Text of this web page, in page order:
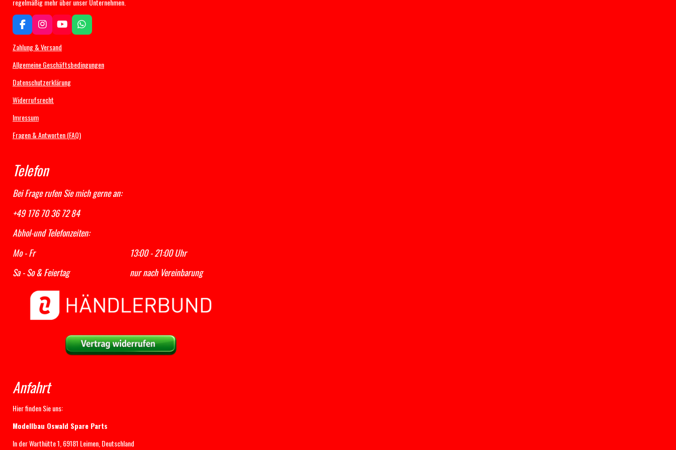
regelmäßig mehr über unser Unternehmen.
F
a
c
b
o
I
n
s
a
r
m
Y
o
u
u
e
W
h
s
Zahlung & Versand
Allgemeine Geschäftsbedingungen
Datenschutzerklärung
Widerrufsrecht
Imressum
Fragen & Antworten (FAQ)
Telefon
Bei Frage rufen Sie mich gerne an:
+49 176 70 36 72 84
Abhol-und Telefonzeiten:
Mo - Fr 13:00 - 21:00 Uhr
Sa - So & Feiertag nur nach Vereinbarung
Anfahrt
Hier finden Sie uns:
Modellbau Oswald Spare Parts
In der Warthütte 1, 69181 Leimen, Deutschland